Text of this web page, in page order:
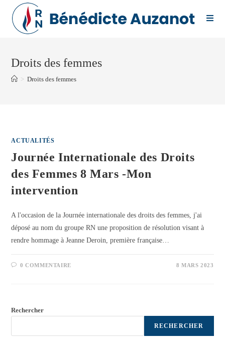
content
Droits des femmes
> Droits des femmes
ACTUALITÉS
Journée Internationale des Droits
des Femmes 8 Mars -Mon
intervention
A l'occasion de la Journée internationale des droits des femmes, j'ai
déposé au nom du groupe RN une proposition de résolution visant à
rendre hommage à Jeanne Deroin, première française…
0 COMMENTAIRE 8 MARS 2023
Rechercher
RECHERCHER